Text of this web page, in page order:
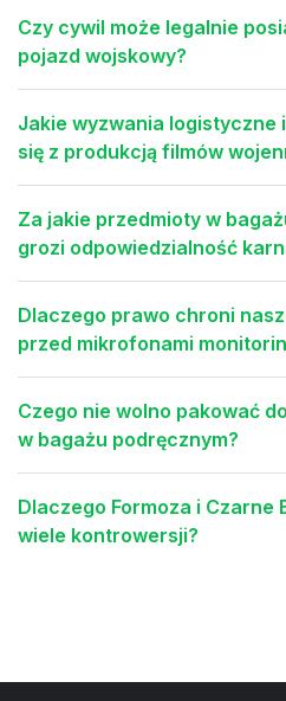
Czy cywil może legalnie
pojazd wojskowy?
Jakie wyzwania logistyczne
się z produkcją filmów
Za jakie przedmioty w
grozi odpowiedzialność
Dlaczego prawo chroni
przed mikrofonami
Czego nie wolno pakować
w bagażu podręcznym?
Dlaczego Formoza i Czarne
wiele kontrowersji?